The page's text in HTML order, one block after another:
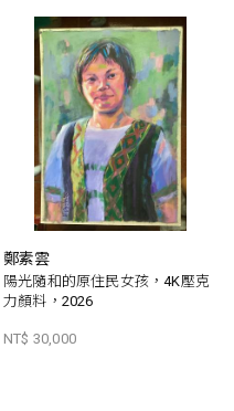
鄭素雲
陽光隨和的原住民女孩，4K壓克
力顏料，2026
NT$ 30,000